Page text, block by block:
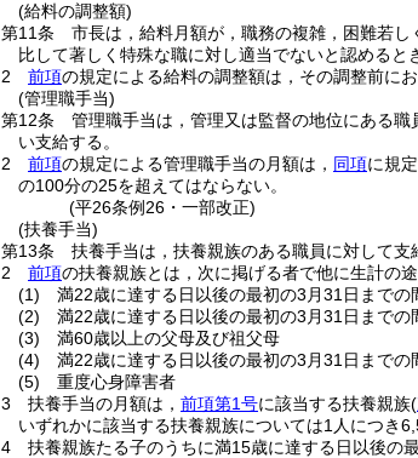
(給料の調整額)
第11条
市長は，給料月額が，職務の複雑，困難若
比して著しく特殊な職に対し適当でないと認める
2
前項の規定による給料の調整額は，その調整前に
(管理職手当)
第12条
管理職手当は，管理又は監督の地位にある
い支給する。
2
前項の規定による管理職手当の月額は， 同項に規
の100分の25を超えてはならない。
(平26条例26・一部改正)
(扶養手当)
第13条
扶養手当は，扶養親族のある職員に対して支
2
前項の扶養親族とは，次に掲げる者で他に生計の
(1)
満22歳に達する日以後の最初の3月31日までの
(2)
満22歳に達する日以後の最初の3月31日までの
(3)
満60歳以上の父母及び祖父母
(4)
満22歳に達する日以後の最初の3月31日までの
(5)
重度心身障害者
3
扶養手当の月額は， 前項第1号に該当する扶養親族(
いずれかに該当する扶養親族については1人につき
4
扶養親族たる子のうちに満15歳に達する日以後の